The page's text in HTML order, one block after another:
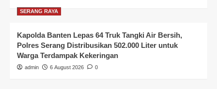
SERANG RAYA
Kapolda Banten Lepas 64 Truk Tangki Air Bersih,
Polres Serang Distribusikan 502.000 Liter untuk
Warga Terdampak Kekeringan
admin 6 August 2026 0